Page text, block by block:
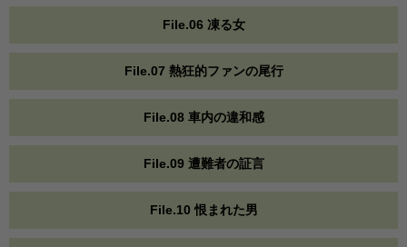
File.06 凍る女
File.07 熱狂的ファンの尾行
File.08 車内の違和感
File.09 遭難者の証言
File.10 恨まれた男